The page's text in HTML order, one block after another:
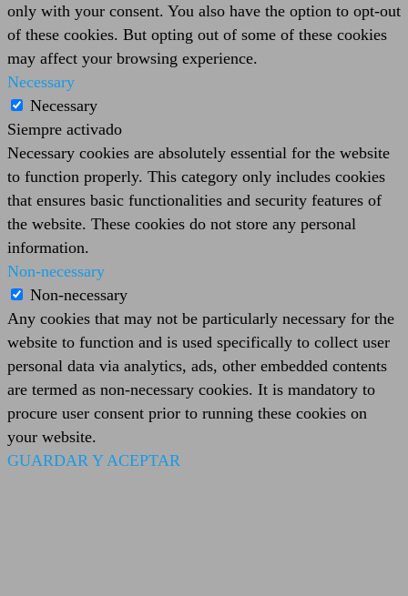
only with your consent. You also have the option to opt-out
of these cookies. But opting out of some of these cookies
may affect your browsing experience.
Necessary
Necessary
Siempre activado
Necessary cookies are absolutely essential for the website
to function properly. This category only includes cookies
that ensures basic functionalities and security features of
the website. These cookies do not store any personal
information.
Non-necessary
Non-necessary
Any cookies that may not be particularly necessary for the
website to function and is used specifically to collect user
personal data via analytics, ads, other embedded contents
are termed as non-necessary cookies. It is mandatory to
procure user consent prior to running these cookies on
your website.
GUARDAR Y ACEPTAR